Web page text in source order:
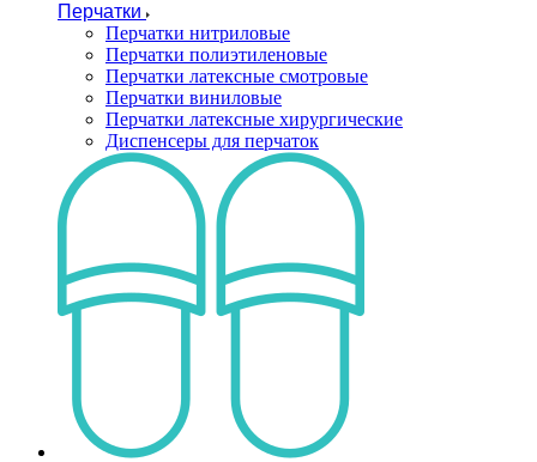
Перчатки
Перчатки нитриловые
Перчатки полиэтиленовые
Перчатки латексные смотровые
Перчатки виниловые
Перчатки латексные хирургические
Диспенсеры для перчаток